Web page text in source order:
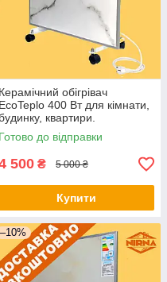
Керамічний обігрівач
EcoTeplo 400 Вт для кімнати,
квартири.
Електричний обігрівач
приміщення
Готово до відправки
500 ₴ 5 000 ₴
Купити
–10%